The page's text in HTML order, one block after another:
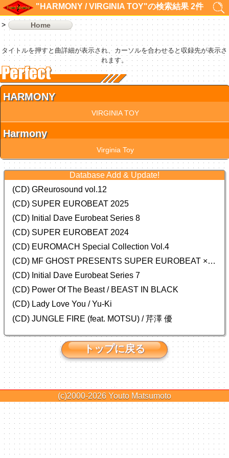
"HARMONY / VIRGINIA TOY"の検索結果 2件
Home
タイトルを押すと曲詳細が表示され、カーソルを合わせると収録先が表示さ
れます。
HARMONY
VIRGINIA TOY
Harmony
Virginia Toy
Database Add & Update!
(CD) GReurosound vol.12
(CD) SUPER EUROBEAT 2025
(CD) Initial Dave Eurobeat Series 8
(CD) SUPER EUROBEAT 2024
(CD) EUROMACH Special Collection Vol.4
(CD) MF GHOST PRESENTS SUPER EUROBEAT × ORIGINAL SOUNDTRACK NEW COLLECTION
(CD) Initial Dave Eurobeat Series 7
(CD) Power Of The Beast / BEAST IN BLACK
(CD) Lady Love You / Yu-Ki
(CD) JUNGLE FIRE (feat. MOTSU) / 芹澤 優
トップに戻る
(c)2000-2026 Youto Matsumoto